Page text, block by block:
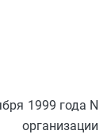
1999 года N